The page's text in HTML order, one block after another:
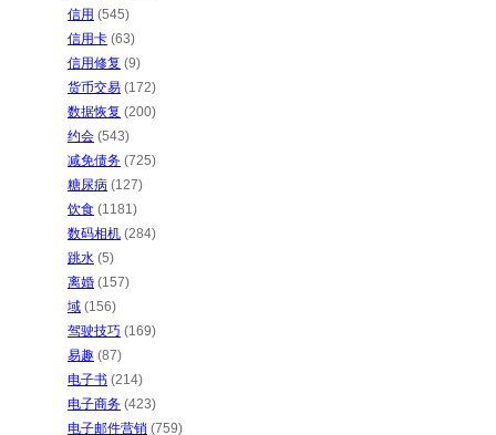
信用 (545)
信用卡 (63)
信用修复 (9)
货币交易 (172)
数据恢复 (200)
约会 (543)
减免债务 (725)
糖尿病 (127)
饮食 (1181)
数码相机 (284)
跳水 (5)
离婚 (157)
域 (156)
驾驶技巧 (169)
易趣 (87)
电子书 (214)
电子商务 (423)
电子邮件营销 (759)